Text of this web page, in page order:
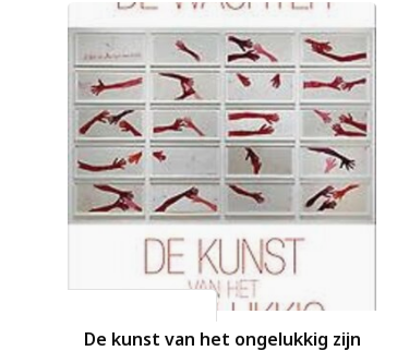
De kunst van het ongelukkig zijn